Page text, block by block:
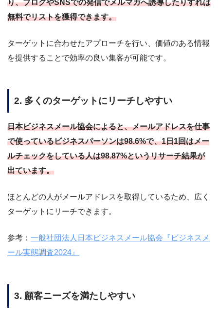
り、ブログやSNSでの発信でメルマガへ誘導したりすれば
無料でリストを獲得できます。
ターゲットに合わせたアプローチを行い、価値のある情報
を提供することで効率の良い集客が可能です。
2. 多くのターゲットにリーチしやすい
日本ビジネスメール協会によると、メールアドレスを仕事
で使っているビジネスパーソンは98.6%で、1日1回はメー
ルチェックをしている人は98.87%というリサーチ結果が
出ています。
ほとんどの人がメールアドレスを取得しているため、広く
ターゲットにリーチできます。
参考： 一般社団法人日本ビジネスメール協会『ビジネスメ
ール実態調査2024』
3. 顧客ニーズを満たしやすい